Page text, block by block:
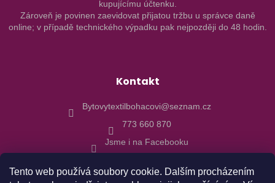
Tento web používá soubory cookie. Dalším procházením
kupujícímu účtenku.
Zároveň je povinen zaevidovat přijatou tržbu u správce daně
online; v případě technického výpadku pak nejpozději do 48 hodin.
Kontakt
Bytovytextilbohacovi@seznam.cz
773 660 870
Jsme i na Facebooku